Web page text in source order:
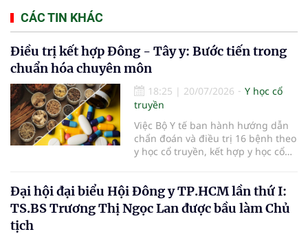
CÁC TIN KHÁC
Điều trị kết hợp Đông - Tây y: Bước tiến trong
chuẩn hóa chuyên môn
18:25 | 20/07/2026
Y học cổ
truyền
Việc Bộ Y tế ban hành hướng dẫn
chẩn đoán và điều trị 16 bệnh theo
y học cổ truyền, kết hợp y học cổ
nhất cho các cơ sở khám, chữa
bệnh. Giá trị của tài liệu không chỉ
nằm ở việc mở rộng danh mục
Đại hội đại biểu Hội Đông y TP.HCM lần thứ I:
TS.BS Trương Thị Ngọc Lan được bầu làm Chủ
tịch